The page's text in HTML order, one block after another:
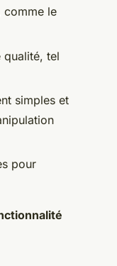
comme le
qualité, tel
simples et
pour